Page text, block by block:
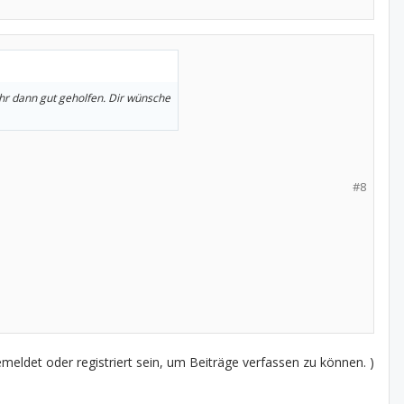
dann gut geholfen. Dir wünsche
#8
oder registriert sein, um Beiträge verfassen zu können. )